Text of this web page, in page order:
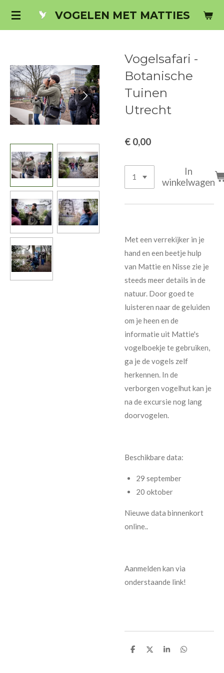
Ga
hoofdinhoud
VOGELEN MET MATTIES
Vogelsafari -
Botanische
Tuinen
Utrecht
€ 0,00
In
winkelwagen
Met een verrekijker in je
hand en een beetje hulp
van Mattie en Nisse zie je
steeds meer details in de
natuur. Door goed te
luisteren naar de geluiden
om je heen en de
informatie uit Mattie's
vogelboekje te gebruiken,
ga je de vogels zelf
herkennen. In de
verborgen vogelhut kan je
na de excursie nog lang
doorvogelen.
Beschikbare data:
29 september
20 oktober
Nieuwe data binnenkort
online..
Aanmelden kan via
onderstaande link!
D
D
S
D